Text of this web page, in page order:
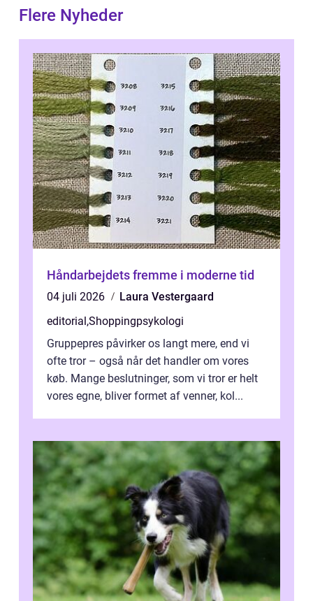
Flere Nyheder
Håndarbejdets fremme i moderne tid
04 juli 2026
Laura Vestergaard
editorial,Shoppingpsykologi
Gruppepres påvirker os langt mere, end vi
ofte tror – også når det handler om vores
køb. Mange beslutninger, som vi tror er helt
vores egne, bliver formet af venner, kol...